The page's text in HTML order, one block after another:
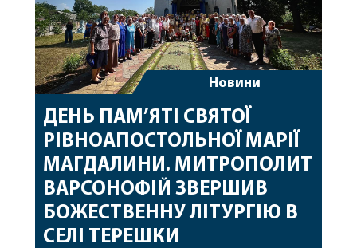
Новини
ДЕНЬ ПАМ’ЯТІ СВЯТОЇ
РІВНОАПОСТОЛЬНОЇ МАРІЇ
МАГДАЛИНИ. МИТРОПОЛИТ
ВАРСОНОФІЙ ЗВЕРШИВ
БОЖЕСТВЕННУ ЛІТУРГІЮ В
СЕЛІ ТЕРЕШКИ